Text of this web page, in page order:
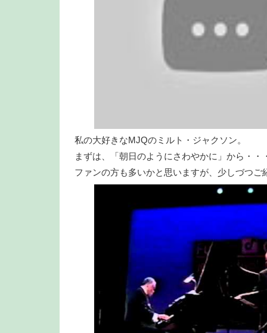
私の大好きなMJQのミルト・ジャクソン。
まずは、「朝日のようにさわやかに」から・・
ファンの方も多いかと思いますが、少しづつご